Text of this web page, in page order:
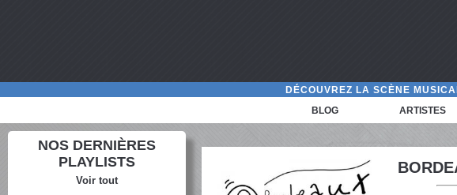
DÉCOUVREZ LA SCÈNE
BLOG
ARTISTES
NOS DERNIÈRES
PLAYLISTS
Voir tout